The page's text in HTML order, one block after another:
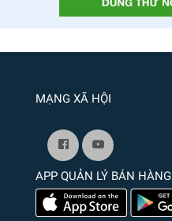
MẠNG XÃ HỘI
APP QUẢN LÝ BÁN HÀNG